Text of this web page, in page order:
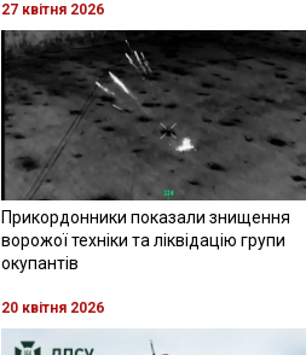
27 квітня 2026
Прикордонники показали знищення
ворожої техніки та ліквідацію групи
окупантів
20 квітня 2026